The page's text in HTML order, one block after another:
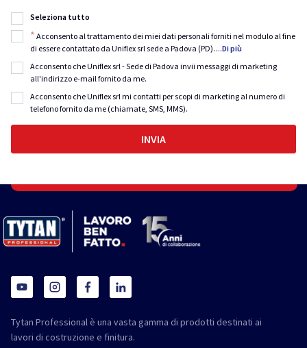
Seleziona tutto
* Acconsento al trattamento dei miei dati personali forniti nel modulo al fine
di essere contattato da Uniflex srl sede a Padova (PD). ...Di più
Acconsento che Uniflex srl - Sede di Padova invii messaggi di marketing
all'indirizzo e-mail fornito da me.
Acconsento che Uniflex srl mi contatti per scopi di marketing al numero di
telefono fornito da me (chiamate, SMS, MMS).
Tytan Professional è una vasta gamma di prodotti destinati ai
lavori di costruzione e finitura.